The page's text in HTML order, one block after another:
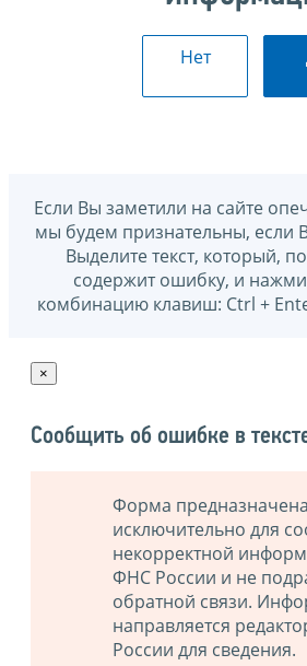
Нет
Если Вы заметили на сайте
мы будем признательны, если
Выделите текст, который,
содержит ошибку, и
комбинацию клавиш: Ctrl +
×
Сообщить об ошибке в
Форма предназначена
исключительно для
некорректной
ФНС России и не
обратной связи.
направляется
России для сведения.